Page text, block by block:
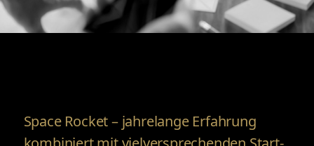
Space Rocket – jahrelange Erfahrung